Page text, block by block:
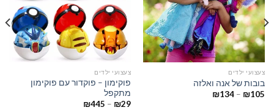
צעצועי ילדים
בובות של אנה ואלזה
₪105
–
₪134
טווח
צעצועי ילדים
פוקימון – פוקדור עם פוקימון
מתקפל
₪29
–
₪445
טווח